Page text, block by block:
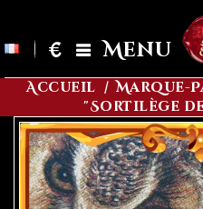
€ Menu
Accueil Marque-
"Sortilège